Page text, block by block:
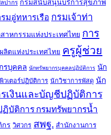
ปากร กรมสนับสนุนบริการสุขภาพ
มอู่ทหารเรือ กรมเจ้าท่า
าหกรรมแห่งประเทศไทย การ
ลิตแห่งประเทศไทย ครูผู้ช่วย
รบุคคล นักทรัพยากรบุคคลปฏิบัติการ นัก
เตอร์ปฏิบัติการ นักวิชาการพัสดุ นัก
เงินและบัญชีปฏิบัติการ
บัติการ กรมทรัพยากรน้ำ
ร วิศวกร สพฐ. สำนักงานการ